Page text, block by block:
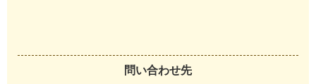
問い合わせ先